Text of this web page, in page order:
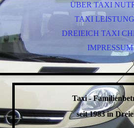
ÜBER TAXI
TAXI
DREIEICH TAXI
IMPRESSUM
Taxi -
seit 1983 in